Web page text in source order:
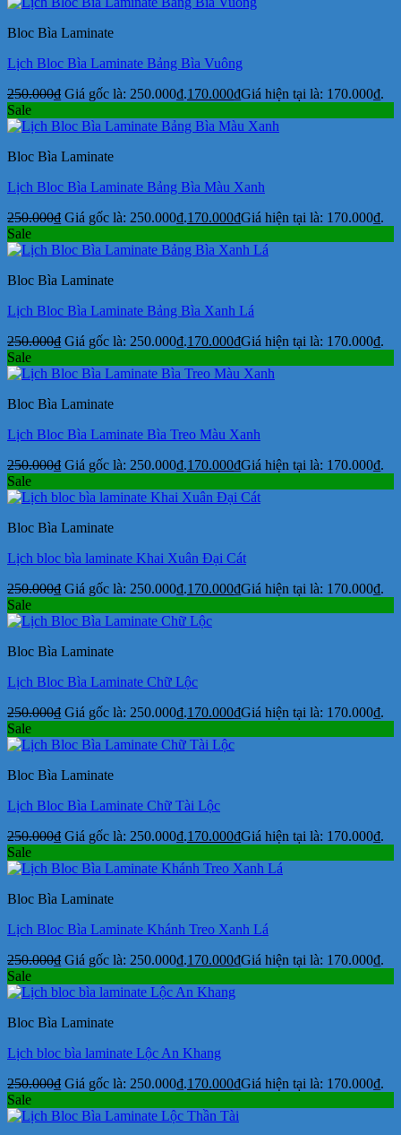
Bloc Bìa Laminate
Lịch Bloc Bìa Laminate Bảng Bìa Vuông
250.000₫ Giá gốc là: 250.000₫.170.000₫Giá hiện tại là: 170.000₫.
Sale
Bloc Bìa Laminate
Lịch Bloc Bìa Laminate Bảng Bìa Màu Xanh
250.000₫ Giá gốc là: 250.000₫.170.000₫Giá hiện tại là: 170.000₫.
Sale
Bloc Bìa Laminate
Lịch Bloc Bìa Laminate Bảng Bìa Xanh Lá
250.000₫ Giá gốc là: 250.000₫.170.000₫Giá hiện tại là: 170.000₫.
Sale
Bloc Bìa Laminate
Lịch Bloc Bìa Laminate Bìa Treo Màu Xanh
250.000₫ Giá gốc là: 250.000₫.170.000₫Giá hiện tại là: 170.000₫.
Sale
Bloc Bìa Laminate
Lịch bloc bìa laminate Khai Xuân Đại Cát
250.000₫ Giá gốc là: 250.000₫.170.000₫Giá hiện tại là: 170.000₫.
Sale
Bloc Bìa Laminate
Lịch Bloc Bìa Laminate Chữ Lộc
250.000₫ Giá gốc là: 250.000₫.170.000₫Giá hiện tại là: 170.000₫.
Sale
Bloc Bìa Laminate
Lịch Bloc Bìa Laminate Chữ Tài Lộc
250.000₫ Giá gốc là: 250.000₫.170.000₫Giá hiện tại là: 170.000₫.
Sale
Bloc Bìa Laminate
Lịch Bloc Bìa Laminate Khánh Treo Xanh Lá
250.000₫ Giá gốc là: 250.000₫.170.000₫Giá hiện tại là: 170.000₫.
Sale
Bloc Bìa Laminate
Lịch bloc bìa laminate Lộc An Khang
250.000₫ Giá gốc là: 250.000₫.170.000₫Giá hiện tại là: 170.000₫.
Sale